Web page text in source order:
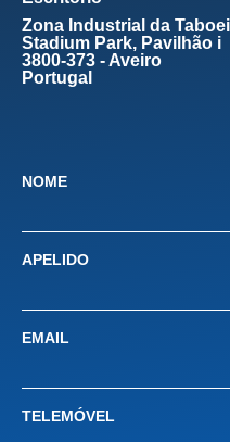
Zona Industrial da
Stadium Park, Pavilhão i
3800-373 - Aveiro
Portugal
NOME
APELIDO
EMAIL
TELEMÓVEL